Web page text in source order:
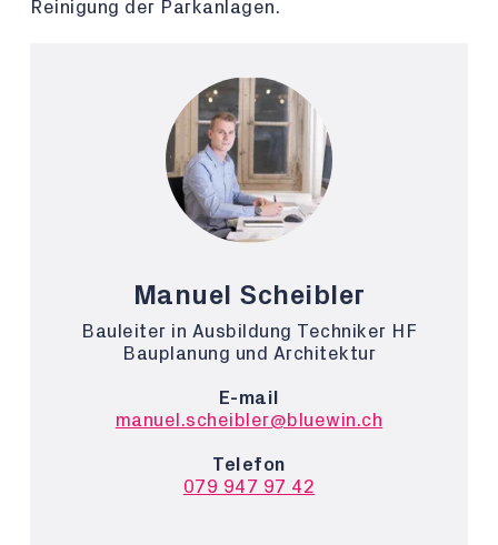
Reinigung der Parkanlagen.
Manuel Scheibler
Bauleiter in Ausbildung Techniker HF
Bauplanung und Architektur
E-mail
manuel.scheibler@bluewin.ch
Telefon
079 947 97 42